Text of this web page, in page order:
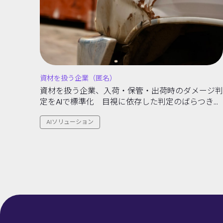
資材を扱う企業（匿名）
資材を扱う企業、入荷・保管・出荷時のダメージ判
定をAIで標準化 目視に依存した判定のばらつきと
記録不備を解消する取り組み
AIソリューション